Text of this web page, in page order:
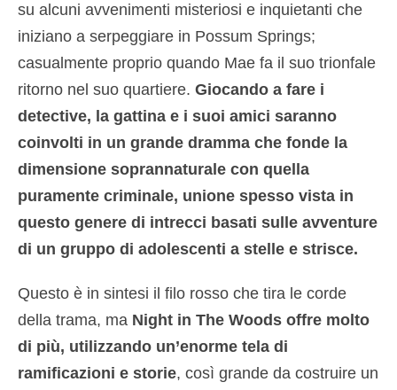
su alcuni avvenimenti misteriosi e inquietanti che
iniziano a serpeggiare in Possum Springs;
casualmente proprio quando Mae fa il suo trionfale
ritorno nel suo quartiere. Giocando a fare i
detective, la gattina e i suoi amici saranno
coinvolti in un grande dramma che fonde la
dimensione soprannaturale con quella
puramente criminale, unione spesso vista in
questo genere di intrecci basati sulle avventure
di un gruppo di adolescenti a stelle e strisce.
Questo è in sintesi il filo rosso che tira le corde
della trama, ma Night in The Woods offre molto
di più, utilizzando un’enorme tela di
ramificazioni e storie, così grande da costruire un